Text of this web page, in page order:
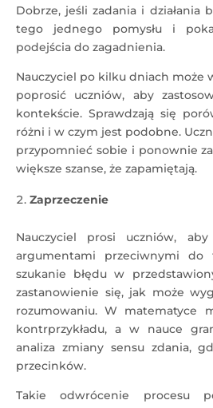
Dobrze, jeśli zadania i działania
tego jednego pomysłu i
podejścia do zagadnienia.
Nauczyciel po kilku dniach może
poprosić uczniów, aby
kontekście. Sprawdzają się
różni i w czym jest podobne.
przypomnieć sobie i ponownie
większe szanse, że zapamiętają.
Zaprzeczenie
Nauczyciel prosi uczniów,
argumentami przeciwnymi do
szukanie błędu w
zastanowienie się, jak może
rozumowaniu. W matematyce
kontrprzykładu, a w nauce
analiza zmiany sensu zdania,
przecinków.
Takie odwrócenie procesu